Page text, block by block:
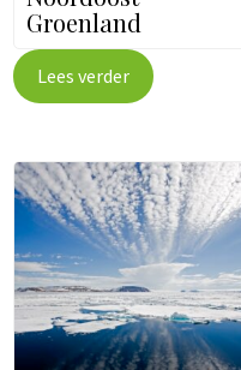
Groenland
Lees verder